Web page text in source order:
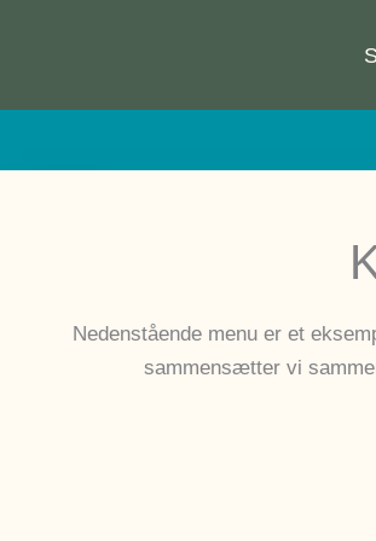
Nedenstående menu er et
sammensætter vi